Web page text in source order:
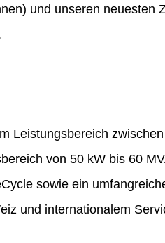
und unseren neuesten
Leistungsbereich
von 50 kW bis 60
sowie ein
und internationalem